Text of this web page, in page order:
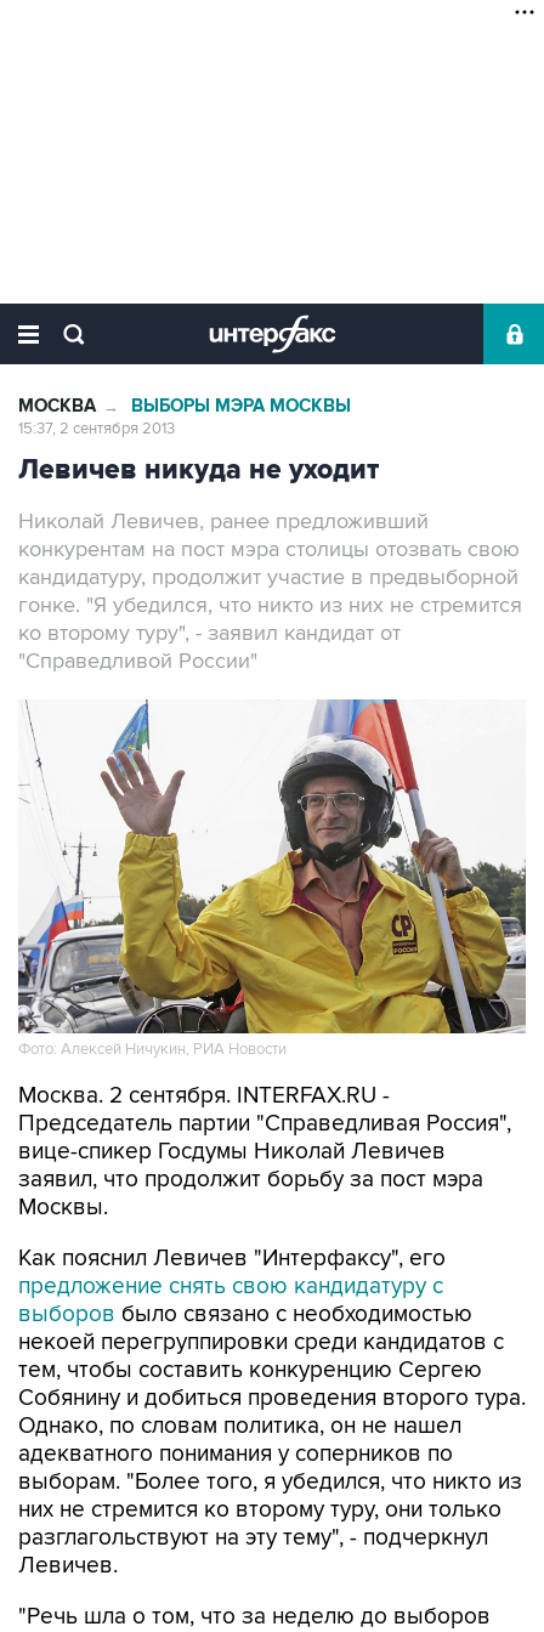
МОСКВА → ВЫБОРЫ МЭРА МОСКВЫ
15:37, 2 сентября 2013
Левичев никуда не уходит
Николай Левичев, ранее предложивший
конкурентам на пост мэра столицы отозвать свою
кандидатуру, продолжит участие в предвыборной
гонке. "Я убедился, что никто из них не стремится
ко второму туру", - заявил кандидат от
"Справедливой России"
Фото: Алексей Ничукин, РИА Новости
Москва. 2 сентября. INTERFAX.RU -
Председатель партии "Справедливая Россия",
вице-спикер Госдумы Николай Левичев
заявил, что продолжит борьбу за пост мэра
Москвы.
Как пояснил Левичев "Интерфаксу", его
предложение снять свою кандидатуру с
выборов было связано с необходимостью
некоей перегруппировки среди кандидатов с
тем, чтобы составить конкуренцию Сергею
Собянину и добиться проведения второго тура.
Однако, по словам политика, он не нашел
адекватного понимания у соперников по
выборам. "Более того, я убедился, что никто из
них не стремится ко второму туру, они только
разглагольствуют на эту тему", - подчеркнул
Левичев.
"Речь шла о том, что за неделю до выборов